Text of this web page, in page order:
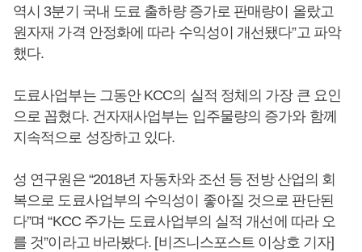
역시 3분기 국내 도료 출하량 증가로 판매량이 올랐고
원자재 가격 안정화에 따라 수익성이 개선됐다”고 파악
했다.
도료사업부는 그동안 KCC의 실적 정체의 가장 큰 요인
으로 꼽혔다. 건자재사업부는 입주물량의 증가와 함께
지속적으로 성장하고 있다.
성 연구원은 “2018년 자동차와 조선 등 전방 산업의 회
복으로 도료사업부의 수익성이 좋아질 것으로 판단된
다”며 “KCC 주가는 도료사업부의 실적 개선에 따라 오
를 것”이라고 바라봤다. [비즈니스포스트 이상호 기자]